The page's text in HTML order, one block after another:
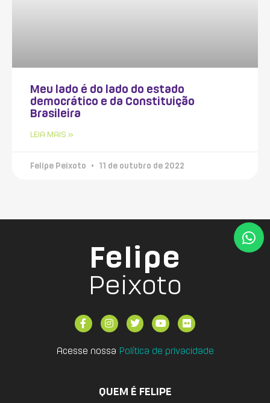
Meu lado é do lado do estado
democrático e da Constituição
Brasileira
LEIA MAIS »
Felipe Peixoto 11 de outubro de 2022
Felipe
Peixoto
Acesse nossa Política de privacidade
QUEM É FELIPE